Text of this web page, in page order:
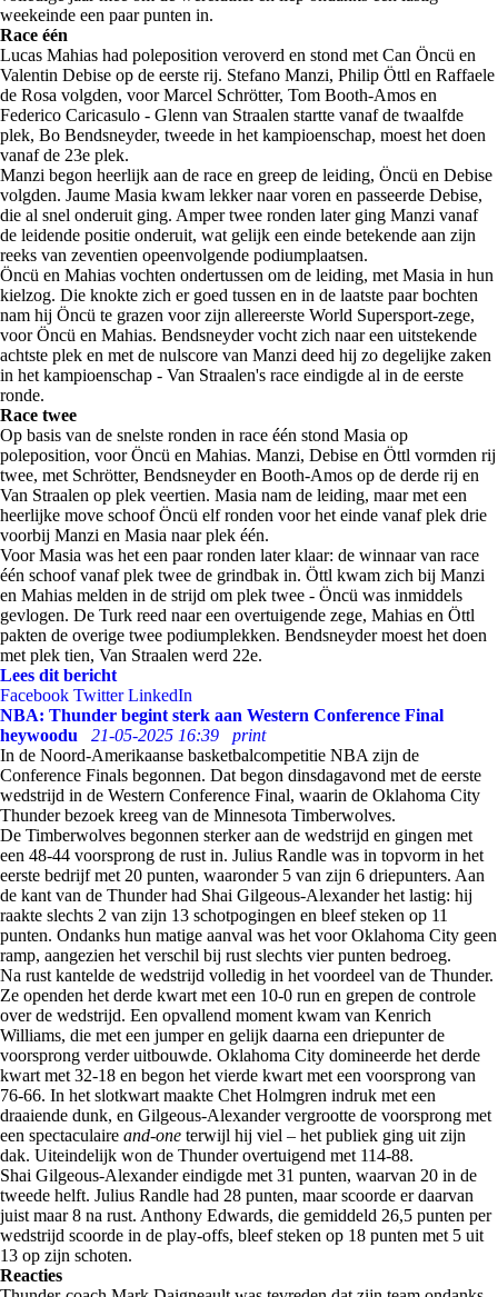
weekeinde een paar punten in.
Race één
Lucas Mahias had poleposition veroverd en stond met Can Öncü en
Valentin Debise op de eerste rij. Stefano Manzi, Philip Öttl en Raffaele
de Rosa volgden, voor Marcel Schrötter, Tom Booth-Amos en
Federico Caricasulo - Glenn van Straalen startte vanaf de twaalfde
plek, Bo Bendsneyder, tweede in het kampioenschap, moest het doen
vanaf de 23e plek.
Manzi begon heerlijk aan de race en greep de leiding, Öncü en Debise
volgden. Jaume Masia kwam lekker naar voren en passeerde Debise,
die al snel onderuit ging. Amper twee ronden later ging Manzi vanaf
de leidende positie onderuit, wat gelijk een einde betekende aan zijn
reeks van zeventien opeenvolgende podiumplaatsen.
Öncü en Mahias vochten ondertussen om de leiding, met Masia in hun
kielzog. Die knokte zich er goed tussen en in de laatste paar bochten
nam hij Öncü te grazen voor zijn allereerste World Supersport-zege,
voor Öncü en Mahias. Bendsneyder vocht zich naar een uitstekende
achtste plek en met de nulscore van Manzi deed hij zo degelijke zaken
in het kampioenschap - Van Straalen's race eindigde al in de eerste
ronde.
Race twee
Op basis van de snelste ronden in race één stond Masia op
poleposition, voor Öncü en Mahias. Manzi, Debise en Öttl vormden rij
twee, met Schrötter, Bendsneyder en Booth-Amos op de derde rij en
Van Straalen op plek veertien. Masia nam de leiding, maar met een
heerlijke move schoof Öncü elf ronden voor het einde vanaf plek drie
voorbij Manzi en Masia naar plek één.
Voor Masia was het een paar ronden later klaar: de winnaar van race
één schoof vanaf plek twee de grindbak in. Öttl kwam zich bij Manzi
en Mahias melden in de strijd om plek twee - Öncü was inmiddels
gevlogen. De Turk reed naar een overtuigende zege, Mahias en Öttl
pakten de overige twee podiumplekken. Bendsneyder moest het doen
met plek tien, Van Straalen werd 22e.
Lees dit bericht
Facebook Twitter LinkedIn
NBA: Thunder begint sterk aan Western Conference Final
heywoodu
21-05-2025 16:39
print
In de Noord-Amerikaanse basketbalcompetitie NBA zijn de
Conference Finals begonnen. Dat begon dinsdagavond met de eerste
wedstrijd in de Western Conference Final, waarin de Oklahoma City
Thunder bezoek kreeg van de Minnesota Timberwolves.
De Timberwolves begonnen sterker aan de wedstrijd en gingen met
een 48-44 voorsprong de rust in. Julius Randle was in topvorm in het
eerste bedrijf met 20 punten, waaronder 5 van zijn 6 driepunters. Aan
de kant van de Thunder had Shai Gilgeous-Alexander het lastig: hij
raakte slechts 2 van zijn 13 schotpogingen en bleef steken op 11
punten. Ondanks hun matige aanval was het voor Oklahoma City geen
ramp, aangezien het verschil bij rust slechts vier punten bedroeg.
Na rust kantelde de wedstrijd volledig in het voordeel van de Thunder.
Ze openden het derde kwart met een 10-0 run en grepen de controle
over de wedstrijd. Een opvallend moment kwam van Kenrich
Williams, die met een jumper en gelijk daarna een driepunter de
voorsprong verder uitbouwde. Oklahoma City domineerde het derde
kwart met 32-18 en begon het vierde kwart met een voorsprong van
76-66. In het slotkwart maakte Chet Holmgren indruk met een
draaiende dunk, en Gilgeous-Alexander vergrootte de voorsprong met
een spectaculaire and-one terwijl hij viel – het publiek ging uit zijn
dak. Uiteindelijk won de Thunder overtuigend met 114-88.
Shai Gilgeous-Alexander eindigde met 31 punten, waarvan 20 in de
tweede helft. Julius Randle had 28 punten, maar scoorde er daarvan
juist maar 8 na rust. Anthony Edwards, die gemiddeld 26,5 punten per
wedstrijd scoorde in de play-offs, bleef steken op 18 punten met 5 uit
13 op zijn schoten.
Reacties